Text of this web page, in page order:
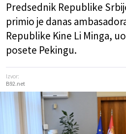
Predsednik Republike
primio je danas
Republike Kine Li Minga,
posete Pekingu.
Izvor:
B92.net